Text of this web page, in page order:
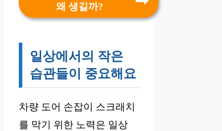
왜 생길까?
일상에서의 작은
습관들이 중요해요
차량 도어 손잡이 스크래치
를 막기 위한 노력은 일상